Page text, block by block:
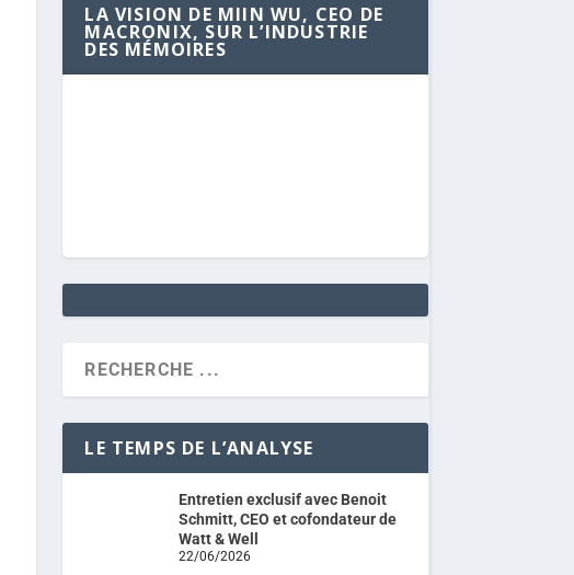
LA VISION DE MIIN WU, CEO DE
MACRONIX, SUR L’INDUSTRIE
DES MÉMOIRES
LE TEMPS DE L’ANALYSE
Entretien exclusif avec Benoit
Schmitt, CEO et cofondateur de
Watt & Well
22/06/2026